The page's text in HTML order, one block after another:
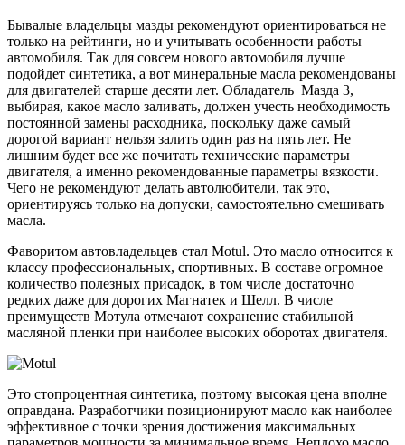
Бывалые владельцы мазды рекомендуют ориентироваться не
только на рейтинги, но и учитывать особенности работы
автомобиля. Так для совсем нового автомобиля лучше
подойдет синтетика, а вот минеральные масла рекомендованы
для двигателей старше десяти лет. Обладатель Мазда 3,
выбирая, какое масло заливать, должен учесть необходимость
постоянной замены расходника, поскольку даже самый
дорогой вариант нельзя залить один раз на пять лет. Не
лишним будет все же почитать технические параметры
двигателя, а именно рекомендованные параметры вязкости.
Чего не рекомендуют делать автолюбители, так это,
ориентируясь только на допуски, самостоятельно смешивать
масла.
Фаворитом автовладельцев стал Motul. Это масло относится к
классу профессиональных, спортивных. В составе огромное
количество полезных присадок, в том числе достаточно
редких даже для дорогих Магнатек и Шелл. В числе
преимуществ Мотула отмечают сохранение стабильной
масляной пленки при наиболее высоких оборотах двигателя.
Это стопроцентная синтетика, поэтому высокая цена вполне
оправдана. Разработчики позиционируют масло как наиболее
эффективное с точки зрения достижения максимальных